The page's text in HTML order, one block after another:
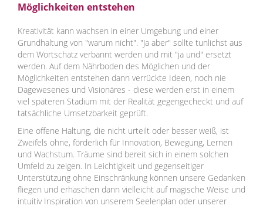
Möglichkeiten entstehen
Kreativität kann wachsen in einer Umgebung und einer
Grundhaltung von "warum nicht". "Ja aber" sollte tunlichst aus
dem Wortschatz verbannt werden und mit "ja und" ersetzt
werden. Auf dem Nährboden des Möglichen und der
Möglichkeiten entstehen dann verrückte Ideen, noch nie
Dagewesenes und Visionäres - diese werden erst in einem
viel späteren Stadium mit der Realität gegengecheckt und auf
tatsächliche Umsetzbarkeit geprüft.
Eine offene Haltung, die nicht urteilt oder besser weiß, ist
Zweifels ohne, förderlich für Innovation, Bewegung, Lernen
und Wachstum. Träume sind bereit sich in einem solchen
Umfeld zu zeigen. In Leichtigkeit und gegenseitiger
Unterstützung ohne Einschränkung können unsere Gedanken
fliegen und erhaschen dann vielleicht auf magische Weise und
intuitiv Inspiration von unserem Seelenplan oder unserer